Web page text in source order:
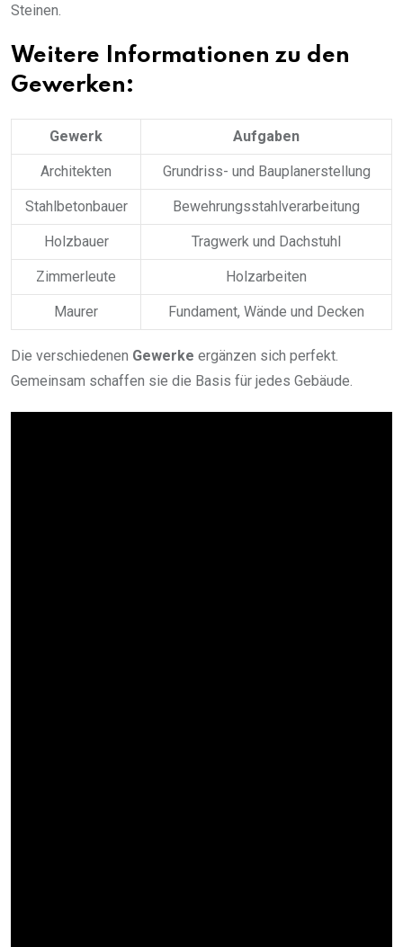
Steinen.
Weitere Informationen zu den
Gewerken:
Gewerk Aufgaben
Architekten Grundriss- und Bauplanerstellung
Stahlbetonbauer Bewehrungsstahlverarbeitung
Holzbauer Tragwerk und Dachstuhl
Zimmerleute Holzarbeiten
Maurer Fundament, Wände und Decken
Die verschiedenen Gewerke ergänzen sich perfekt.
Gemeinsam schaffen sie die Basis für jedes Gebäude.